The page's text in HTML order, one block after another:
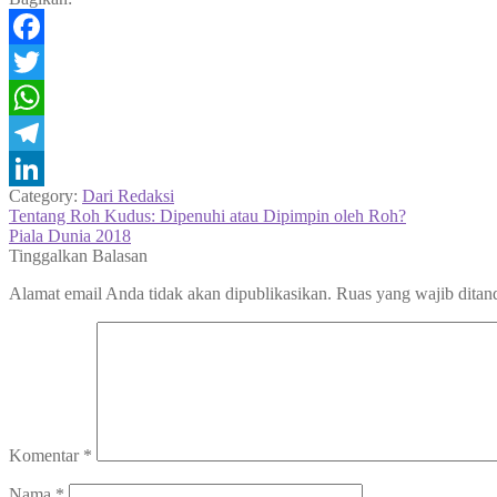
Facebook
Twitter
WhatsApp
Telegram
LinkedIn
Category: Dari Redaksi
Navigasi
pos
Previous
post:
Tentang Roh Kudus: Dipenuhi atau Dipimpin oleh Roh?
Next
post:
Piala Dunia 2018
Tinggalkan Balasan
Alamat email Anda tidak akan dipublikasikan. Ruas yang wajib
Komentar *